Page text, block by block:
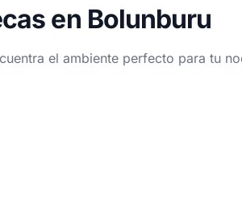
en Bolunburu
el ambiente perfecto para tu